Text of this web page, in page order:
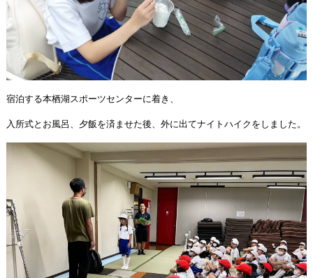
宿泊する本栖湖スポーツセンターに着き、
入所式とお風呂、夕飯を済ませた後、外に出てナイトハイクをしました。